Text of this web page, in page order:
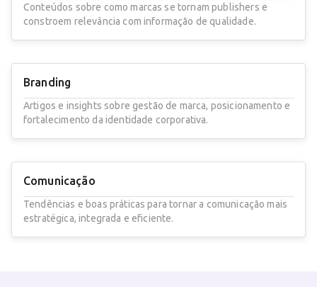
Conteúdos sobre como marcas se tornam publishers e
constroem relevância com informação de qualidade.
Branding
Artigos e insights sobre gestão de marca, posicionamento e
fortalecimento da identidade corporativa.
Comunicação
Tendências e boas práticas para tornar a comunicação mais
estratégica, integrada e eficiente.